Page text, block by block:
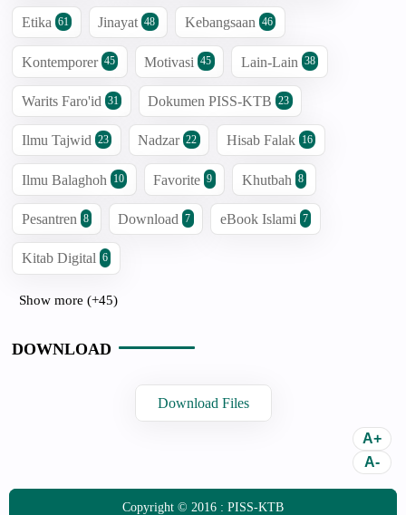
Etika 61 Jinayat 48 Kebangsaan 46
Kontemporer 45 Motivasi 45 Lain-Lain 38
Warits Faro'id 31 Dokumen PISS-KTB 23
Ilmu Tajwid 23 Nadzar 22 Hisab Falak 16
Ilmu Balaghoh 10 Favorite 9 Khutbah 8
Pesantren 8 Download 7 eBook Islami 7
Kitab Digital 6
Show more (+45)
DOWNLOAD
Download Files
Copyright © 2016 : PISS-KTB